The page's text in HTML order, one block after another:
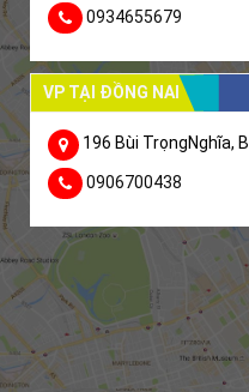
0934655679
VP TẠI ĐỒNG NAI
196 Bùi TrọngNghĩa,
0906700438